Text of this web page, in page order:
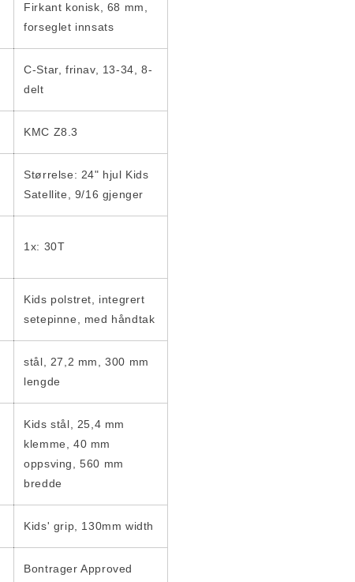
Firkant konisk, 68 mm,
forseglet innsats
C-Star, frinav, 13-34, 8-
delt
KMC Z8.3
Størrelse: 24" hjul Kids
Satellite, 9/16 gjenger
1x: 30T
Kids polstret, integrert
setepinne, med håndtak
stål, 27,2 mm, 300 mm
lengde
Kids stål, 25,4 mm
klemme, 40 mm
oppsving, 560 mm
bredde
Kids' grip, 130mm width
Bontrager Approved